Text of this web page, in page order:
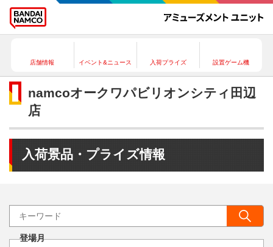
店舗情報 イベント&ニュース 入荷プライズ 設置ゲーム機
namcoオークワパビリオンシティ田辺
店
入荷景品・プライズ情報
登場月